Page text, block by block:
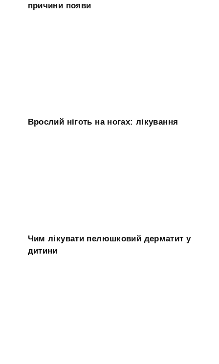
причини появи
Врослий ніготь на ногах: лікування
Чим лікувати пелюшковий дерматит у
дитини